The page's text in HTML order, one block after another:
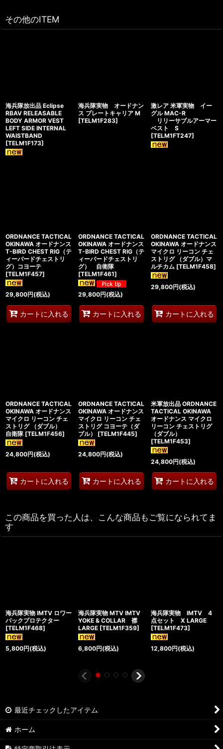
その他のITEM
海兵隊放出品 Eclipse
RBAV RELEASABLE
BODY ARMOR VEST
LEFT SIDE INTERNAL
WAISTBAND
[TELM1F173]
海兵隊実物 オードナン
ス プレートキャリア M
[TELM1F283]
激レア 米軍実物 イー
グル MAC-R
リリーサブルアーマー
ベスト S
[TELM1FT247]
ORDNANCE TACTICAL
OKINAWA オードナンス
T-BIRD CHEST RIG（テ
ィーバードチェストリ
グ）コヨーテ
[TELM1F457]
29,800円(税込)
カートに入れる
ORDNANCE TACTICAL
OKINAWA オードナンス
T-BIRD CHEST RIG（テ
ィーバードチェストリ
グ） 自衛隊
[TELM1F461]
29,800円(税込)
カートに入れる
ORDNANCE TACTICAL
OKINAWA オードナンス
マイクロ リーコン チェ
ストリグ （ダブル）マ
ルチカム [TELM1F458]
29,800円(税込)
カートに入れる
ORDNANCE TACTICAL
OKINAWA オードナンス
マイクロ リーコン チェ
ストリグ （ダブル）
自衛隊 [TELM1F456]
24,800円(税込)
カートに入れる
ORDNANCE TACTICAL
OKINAWA オードナンス
マイクロ リーコン チェ
ストリグ コヨーテ（ダ
ブル）
[TELM1F445]
24,800円(税込)
カートに入れる
米軍放出品 ORDNANCE
TACTICAL OKINAWA
オードナンス マイクロ
リーコン チェストリグ
（ダブル）
[TELM1F453]
24,800円(税込)
カートに入れる
この商品を買った人は、こんな商品もご覧になられてま
す
海兵隊実物 IMTV ロワー
バックプロテクター
[TELM1F468]
5,800円(税込)
海兵隊実物 MTV IMTV
YOKE & COLLAR 襟
LARGE [TELM1F359]
6,800円(税込)
海兵隊実物 IMTV 4
点セット X LARGE
[TELM1F473]
12,800円(税込)
最近チェックしたアイテム
ホーム